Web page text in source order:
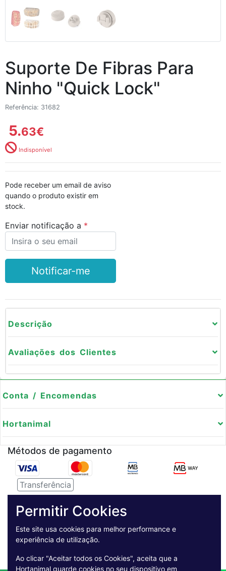
Suporte De Fibras Para
Ninho "Quick Lock"
Referência: 31682
5.63€
Indisponível
Pode receber um email de aviso
quando o produto existir em
stock.
Enviar notificação a
Notificar-me
Descrição
Avaliações dos Clientes
Conta / Encomendas
Hortanimal
Métodos de pagamento
Transferência
Pagamento Seguro
Permitir Cookies
Este site usa cookies para melhor performance e
experiência de utilização.
Ao clicar "Aceitar todos os Cookies", aceita que a
Hortanimal guarde cookies no seu dispositivo em